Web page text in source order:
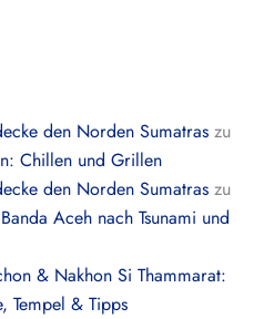
den Norden Sumatras zu
Chillen und Grillen
den Norden Sumatras zu
Aceh nach Tsunami und
& Nakhon Si Thammarat:
Tempel & Tipps